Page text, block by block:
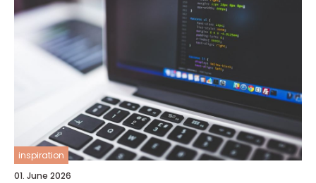
inspiration
01. June 2026